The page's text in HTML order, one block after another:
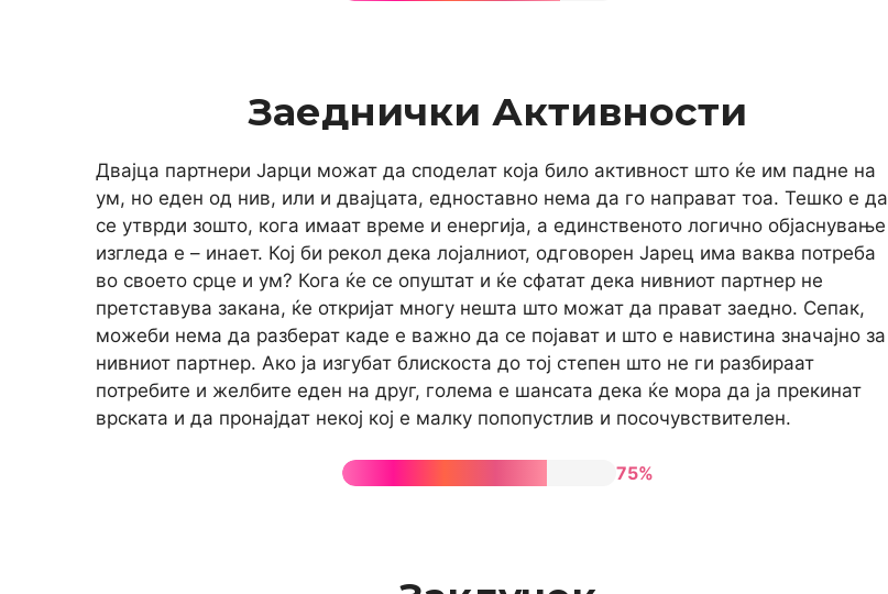
Заеднички Активности
Двајца партнери Јарци можат да споделат која било активност што ќе им падне на
ум, но еден од нив, или и двајцата, едноставно нема да го направат тоа. Тешко е да
се утврди зошто, кога имаат време и енергија, а единственото логично објаснување
изгледа е – инает. Кој би рекол дека лојалниот, одговорен Јарец има ваква потреба
во своето срце и ум? Кога ќе се опуштат и ќе сфатат дека нивниот партнер не
претставува закана, ќе откријат многу нешта што можат да прават заедно. Сепак,
можеби нема да разберат каде е важно да се појават и што е навистина значајно за
нивниот партнер. Ако ја изгубат блискоста до тој степен што не ги разбираат
потребите и желбите еден на друг, голема е шансата дека ќе мора да ја прекинат
врската и да пронајдат некој кој е малку попопустлив и посочувствителен.
75%